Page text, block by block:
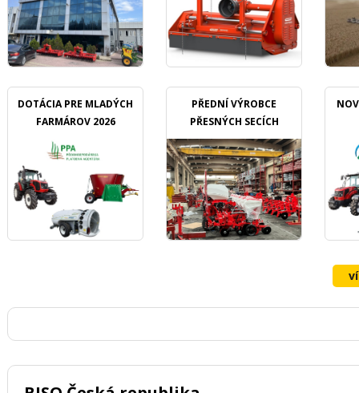
DOTÁCIA PRE MLADÝCH
FARMÁROV 2026
PŘEDNÍ VÝROBCE
PŘESNÝCH SECÍCH
STROJŮ OZDOKEN